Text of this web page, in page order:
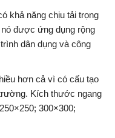
khả năng chịu tải trọng
được ứng dụng rộng
dân dụng và công
hơn cả vì có cấu tạo
Kích thước ngang
300×300;